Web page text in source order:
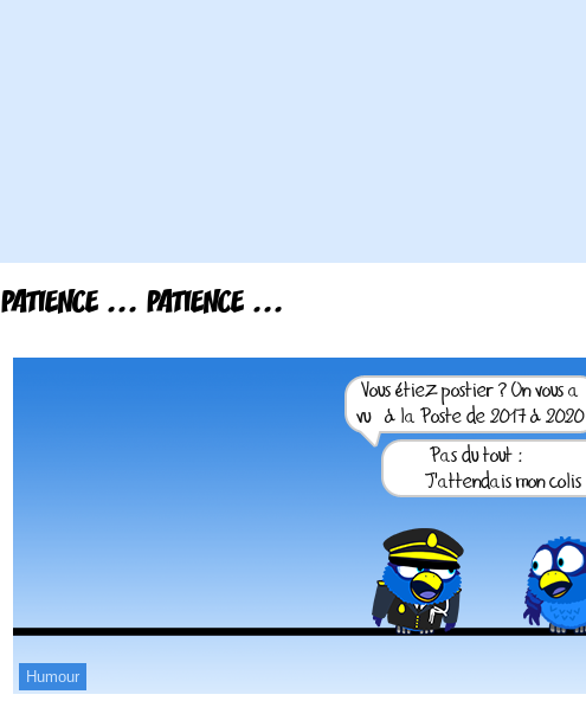
PATIENCE ... PATIENCE ...
Humour